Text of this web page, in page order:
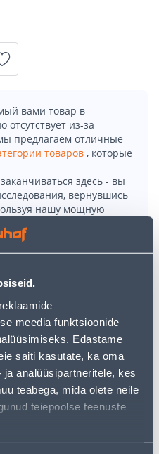
meedia funktsioonide
Edastame
saiti kasutate, ka oma
analüüsipartneritele, kes
teabega, mida olete neile
teiepoolse teenuste
вами товар в
из-за
предлагаем отличные
товаров , которые
здесь - вы
вернувшись
нашу мощную
mis teeb prügi
kaanega prügikasti, mis
x laius x kõrgus):